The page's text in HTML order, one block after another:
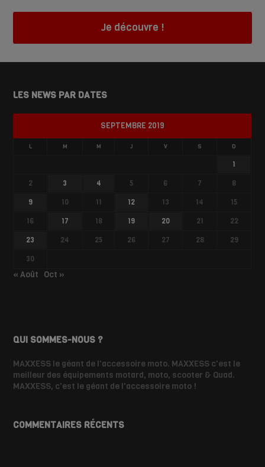
Je découvre !
LES NEWS PAR DATES
SEPTEMBRE 2019
L M M J V S D
1
2
3 4 5 6 7
8
9
10 11 12 13 14
15
16
17 18 19 20 21
22
23
24 25 26 27 28
29
30
« Août Oct »
QUI SOMMES-NOUS ?
MAXXESS le géant de l'accessoire moto. MAXXESS c'est le
meilleur des équipements motard, moto, scooter & Quad.
MAXXESS, c'est le géant de l'accessoire moto !
COMMENTAIRES RÉCENTS